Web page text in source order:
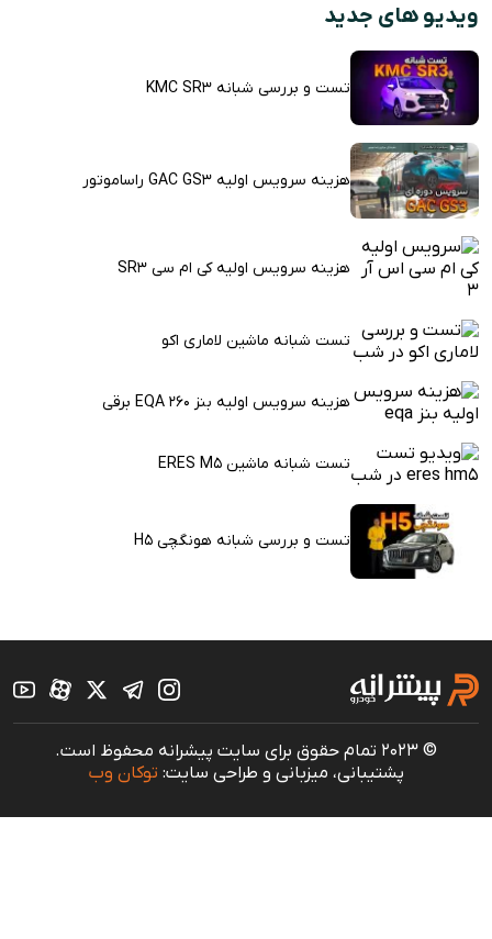
ویدیو های جدید
تست و بررسی شبانه KMC SR3
هزینه سرویس اولیه GAC GS3 راساموتور
هزینه سرویس اولیه کی ام سی SR3
تست شبانه ماشین لاماری اکو
هزینه سرویس اولیه بنز EQA 260 برقی
تست شبانه ماشین ERES M5
تست و بررسی شبانه هونگچی H5
© 2023 تمام حقوق برای سایت پیشرانه محفوظ است.
پشتیبانی، میزبانی و طراحی سایت: توکان وب